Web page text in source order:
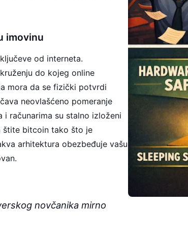
imovinu
od interneta.
do kojeg online
mora da se fizički potvrdi
neovlašćeno pomeranje
računarima su stalno izloženi
štite bitcoin tako što je
arhitektura obezbeđuje vašu
novčanika mirno